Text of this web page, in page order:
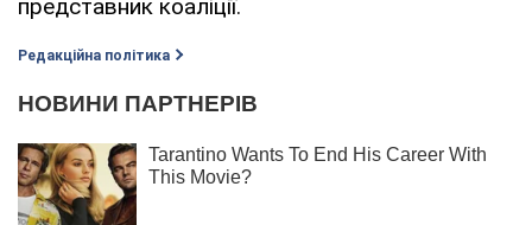
представник коаліції.
Редакційна політика